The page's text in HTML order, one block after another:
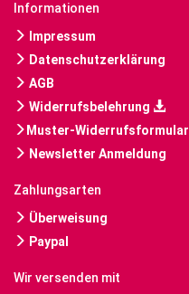
Informationen
Impressum
Datenschutzerklärung
AGB
Widerrufsbelehrung
Muster-Widerrufsformular
Newsletter Anmeldung
Zahlungsarten
Überweisung
Paypal
Wir versenden mit